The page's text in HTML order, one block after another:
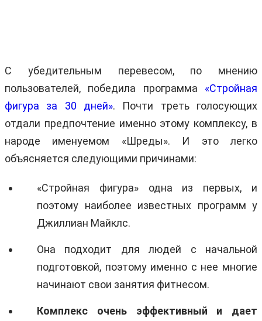
С убедительным перевесом, по мнению
пользователей, победила программа «Стройная
фигура за 30 дней». Почти треть голосующих
отдали предпочтение именно этому комплексу, в
народе именуемом «Шреды». И это легко
объясняется следующими причинами:
«Стройная фигура» одна из первых, и
поэтому наиболее известных программ у
Джиллиан Майклс.
Она подходит для людей с начальной
подготовкой, поэтому именно с нее многие
начинают свои занятия фитнесом.
Комплекс очень эффективный и дает